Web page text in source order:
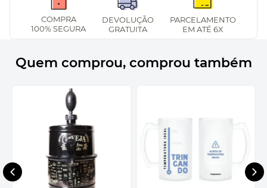
COMPRA
100% SEGURA
DEVOLUÇÃO
GRATUITA
PARCELAMENTO
EM ATÉ 6X
Quem comprou, comprou também